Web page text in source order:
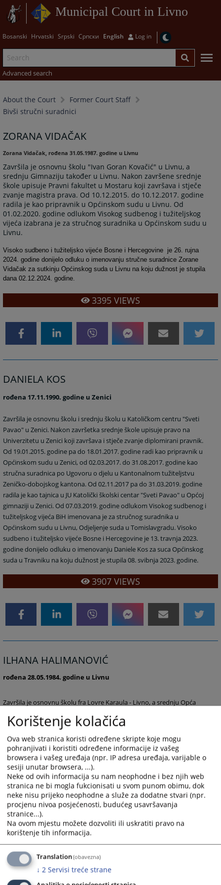
Municipal Court in Livno
Bosanski Hrvatski Srpski Српски English Log in
Advanced search
About the Court
Former Court Staff
Bivši stručni suradnici
ZORANA VIDAČAK
Zorana Vidačak, rođena 31.05.1987. godine u Livnu
Završila je osnovnu školu "Ivan Goran Kovačić" u Livnu, a
srednju Gimnaziju također u Livnu. Nakon završene srednje
škole upisuje Pravni fakultet u Mostaru koji završava i stječe
zvanje magistra prava. Od 10.12.2015. do 10.12.2017. godine
radila je kao pripravnik u Općinskom sudu u Livnu. Od
01.02.2020. godine odlukom Visokog sudbenog i tužiteljskog
vijeća izabrana je za stručnog suradnika u Općinskom sudu u
Livnu.
Visoko sudbeno i tužiteljsko vijeće Bosne i Hercegovine je 26. rujna
2024. godine donijelo odluku o imenovanju stručne suradnice Zorane
Vidačak za sutkinju Općinskog suda u Livnu na koju dužnost je stupila
dana 02.12.2024. godine.
3395 VIEWS
DANIELA KOS
rođena 17.11.1990. godine u Zenici
Završila je osnovnu školu i srednju školu u Katoličkom centru "Sveti
Pavao" u Zenici. Nakon završetka srednje škole upisuje pravo na
Univerzitetu u Zenici koji završava i stječe zvanje diplomirani pravnik.
Od 19.01.2015. godine pa do 18.01.2017. godine radi kao pripravnik u
Općinskom sudu u Zenici, od 02.03.2017. do 31.08.2017. godine kao
stručna suradnica po Ugovoru o djelu u Kantonalnom tužiteljstvu
Zeničko-dobojskog kantona. Od 02.11.2017 pa do 31.03.2019. godine
radila je kao tajnica u JU Katolički školski centar "Sveti Pavao" u Općoj
gimnaziji u Zenici. Od 07.03.2019. godine odlukom Visokog sudbenog i
tužiteljskog vijeća BiH imenovana je za stručnog suradnika u
Općinskom sudu u Livnu, Odjeljenje suda u Tomislavgradu. Visoko
sudbeno i tužiteljsko vijeće Bosne i Hercegovine je 13. travnja 2023.
godine donijelo odluku o imenovanju Daniele Kos za suca Općinskog
suda u Travniku na koju dužnost je stupila 08. svibnja 2023. godine.
3907 VIEWS
ILHANA HALIMANOVIĆ
rođena 28.05.1984. godine u Livnu
Završila je osnovnu školu fra Lovre Karaula - Livno, a srednju Opća
fakultet u Sarajevu koji završava i stječe zvanje diplomiranog pravnika.
Od 01.11.2009. godine počinje raditi u Općinskom sudu Livno na
pravnim poslovima, a od 01.07.2014. godine odlukom Visokog
sudbenog i tužiteljskog vijeća BiH imenovana je za stručnog suradnika
u Općinskom sudu u Livnu, Odjeljenje suda u Tomislavgradu. Visoko
sudbeno i tužiteljsko vijeće Bosne i Hercegovine je, na sjednici
održanoj 21.01.2021. godine, donijelo odluku o imenovanju Ilhane
Halimanović za stručnu suradnicu u Općinskom sudu u Sarajevu. Ista
je na dužnost stupila 15.02.2021. godine.
Korištenje kolačića
Ova web stranica koristi određene skripte koje mogu
pohranjivati i koristiti određene informacije iz vašeg
browsera i vašeg uređaja (npr. IP adresa uređaja, varijable o
sesiji unutar browsera, ...).
Neke od ovih informacija su nam neophodne i bez njih web
stranica ne bi mogla fukcionisati u svom punom obimu, dok
neke nisu prijeko neophodne a služe za dodatne stvari (npr.
procjenu nivoa posjećenosti, budućeg usavršavanja
stranice...).
Na ovom mjestu možete dozvoliti ili uskratiti pravo na
korištenje tih informacija.
Translation(obavezna)
↓ 2 Servisi treće strane